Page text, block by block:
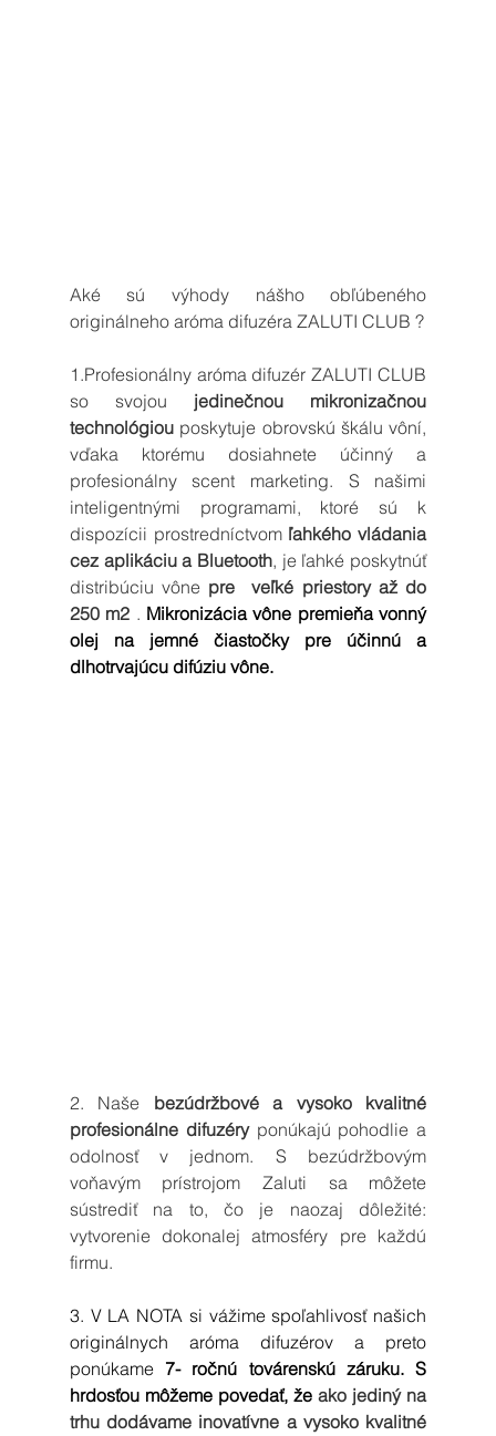
Aké sú výhody nášho obľúbeného
originálneho aróma difuzéra ZALUTI CLUB ?
1.Profesionálny aróma difuzér ZALUTI CLUB
so svojou jedinečnou mikronizačnou
technológiou poskytuje obrovskú škálu vôní,
vďaka ktorému dosiahnete účinný a
profesionálny scent marketing. S našimi
inteligentnými programami, ktoré sú k
dispozícii prostredníctvom ľahkého vládania
cez aplikáciu a Bluetooth, je ľahké poskytnúť
distribúciu vône pre  veľké priestory až do
250 m2 . Mikronizácia vône premieňa vonný
olej na jemné čiastočky pre účinnú a
dlhotrvajúcu difúziu vône.
2. Naše bezúdržbové a vysoko kvalitné
profesionálne difuzéry ponúkajú pohodlie a
odolnosť v jednom. S bezúdržbovým
voňavým prístrojom Zaluti sa môžete
sústrediť na to, čo je naozaj dôležité:
vytvorenie dokonalej atmosféry pre každú
firmu.
3. V LA NOTA si vážime spoľahlivosť našich
originálnych aróma difuzérov a preto
ponúkame 7- ročnú továrenskú záruku. S
hrdosťou môžeme povedať, že ako jediný na
trhu dodávame inovatívne a vysoko kvalitné